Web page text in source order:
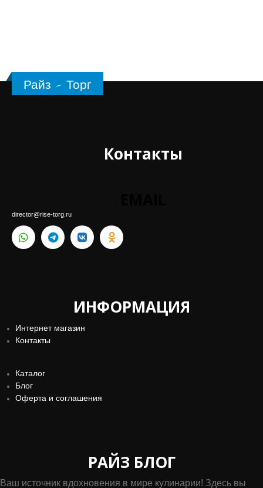
Райз - Торг
Контакты
director@rise-torg.ru
ИНФОРМАЦИЯ
Интернет магазин
Контакты
Каталог
Блог
Оферта и соглашения
РАЙЗ БЛОГ
Ваш источник вдохновения в мире кулинарии! Здесь вы